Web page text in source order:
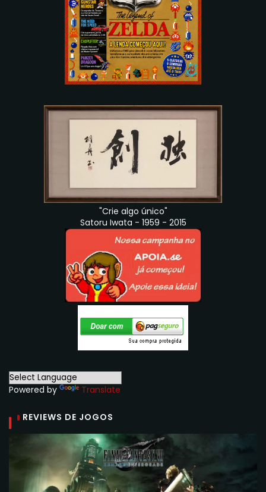
"Crie algo único"
Satoru Iwata - 1959 - 2015
Powered by Translate
REVIEWS DE JOGOS